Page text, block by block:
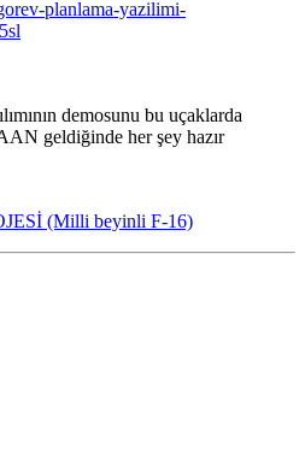
planlama-yazilimi-
demosunu bu uçaklarda
geldiğinde her şey hazır
(Milli beyinli F-16)